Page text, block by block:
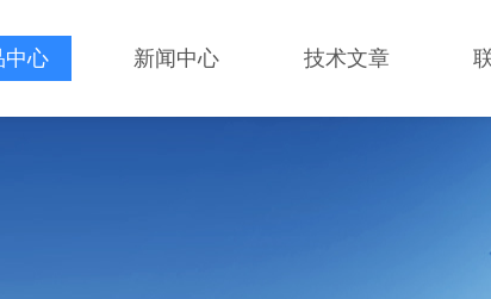
中心 新闻中心 技术文章